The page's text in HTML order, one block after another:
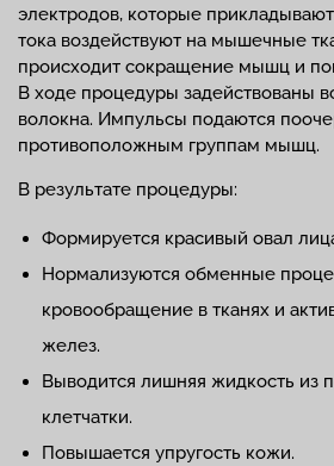
электродов, которые
тока воздействуют на мышечные
происходит сокращение мышц и
В ходе процедуры задействованы
волокна. Импульсы подаются
противоположным группам мышц.
В результате процедуры:
Формируется красивый овал
Нормализуются обменные
кровообращение в тканях и
желез.
Выводится лишняя жидкость из
клетчатки.
Повышается упругость кожи.